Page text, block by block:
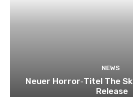
NEWS
Neuer Horror‑Titel The
Release